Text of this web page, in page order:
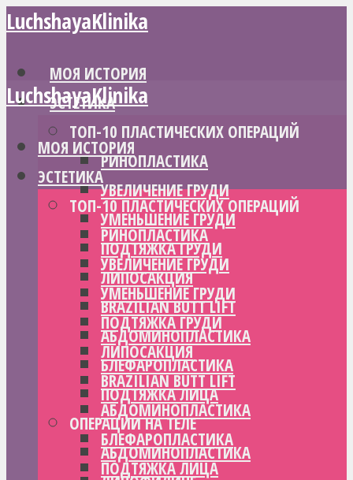
LuchshayaKlinika
МОЯ ИСТОРИЯ
ЭСТЕТИКА
ТОП-10 ПЛАСТИЧЕСКИХ ОПЕРАЦИЙ
РИНОПЛАСТИКА
УВЕЛИЧЕНИЕ ГРУДИ
УМЕНЬШЕНИЕ ГРУДИ
ПОДТЯЖКА ГРУДИ
ЛИПОСАКЦИЯ
BRAZILIAN BUTT LIFT
АБДОМИНОПЛАСТИКА
БЛЕФАРОПЛАСТИКА
ПОДТЯЖКА ЛИЦА
ОПЕРАЦИИ НА ТЕЛЕ
АБДОМИНОПЛАСТИКА
LuchshayaKlinika
МОЯ ИСТОРИЯ
ЭСТЕТИКА
ТОП-10 ПЛАСТИЧЕСКИХ ОПЕРАЦИЙ
РИНОПЛАСТИКА
УВЕЛИЧЕНИЕ ГРУДИ
УМЕНЬШЕНИЕ ГРУДИ
ПОДТЯЖКА ГРУДИ
ЛИПОСАКЦИЯ
BRAZILIAN BUTT LIFT
АБДОМИНОПЛАСТИКА
БЛЕФАРОПЛАСТИКА
ПОДТЯЖКА ЛИЦА